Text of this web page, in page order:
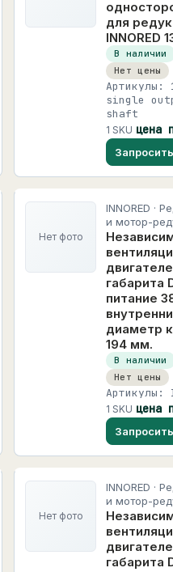
для
INNORED
В наличии
Нет цены
Артикулы:
single
shaft
1 SKU цена
Нет фото
INNORED ·
и мотор-
габарита
питание
диаметр
194 мм.
В наличии
Нет цены
Артикулы:
1 SKU цена
Нет фото
INNORED ·
и мотор-
габарита